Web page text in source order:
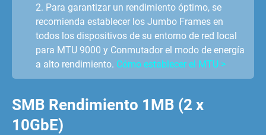
2. Para garantizar un rendimiento óptimo, se
recomienda establecer los Jumbo Frames en
todos los dispositivos de su entorno de red local
para MTU 9000 y Conmutador el modo de energía
a alto rendimiento. Cómo establecer el MTU >
SMB Rendimiento 1MB (2 x
10GbE)